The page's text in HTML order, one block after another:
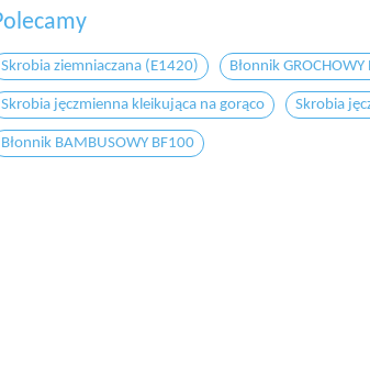
Polecamy
Skrobia ziemniaczana (E1420) Błonnik GROCHOWY
Skrobia jęczmienna kleikująca na gorąco Skrobia
Błonnik BAMBUSOWY BF100